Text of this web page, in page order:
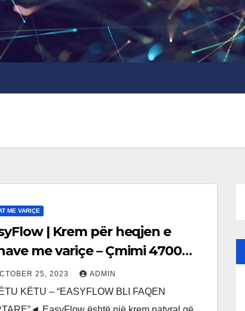
ME VARIÇE
| Krem për heqjen e
me variçe – Çmimi 4700
(Kosovo)
25, 2023 ADMIN
KËTU – “EASYFLOW BLI FAQEN